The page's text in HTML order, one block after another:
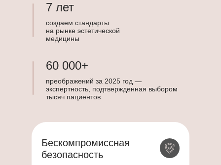
Бескомпромиссная
безопасность
7 лет
создаем стандарты
на рынке эстетической
медицины
60 000+
преображений за 2025 год —
экспертность, подтвержденная выбором
тысяч пациентов